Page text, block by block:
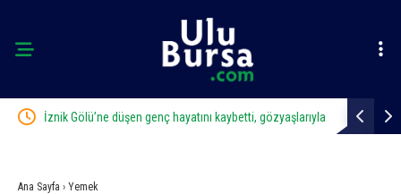
Uludağ’da orman yangını
Ana Sayfa › Yemek